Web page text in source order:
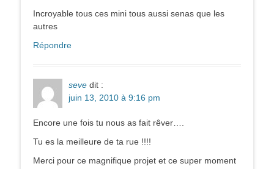
Incroyable tous ces mini tous aussi senas que les
autres
Répondre
seve dit :
juin 13, 2010 à 9:16 pm
Encore une fois tu nous as fait rêver….
Tu es la meilleure de ta rue !!!!
Merci pour ce magnifique projet et ce super moment